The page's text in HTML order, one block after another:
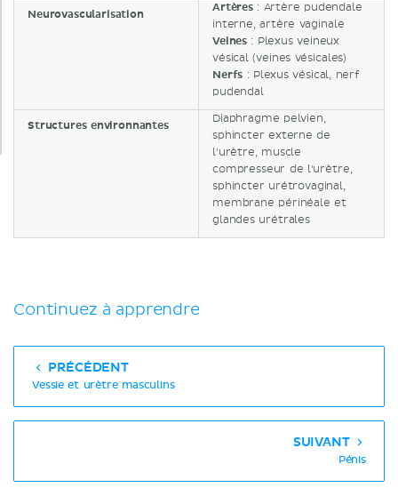
Neurovascularisation
Artères: Artère pudendale
interne, artère vaginale
Veines : Plexus veineux
vésical (veines vésicales)
Nerfs : Plexus vésical, nerf
pudendal
Structures environnantes
Diaphragme pelvien,
sphincter externe de
l'urètre, muscle
compresseur de l'urètre,
sphincter urétrovaginal,
membrane périnéale et
glandes urétrales
Continuez à apprendre
PRÉCÉDENT
Vessie et urètre masculins
SUIVANT
Pénis